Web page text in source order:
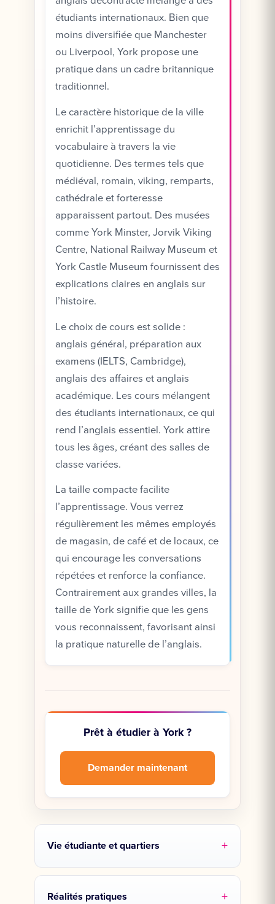
étudiants internationaux. Bien que
moins diversifiée que Manchester
ou Liverpool, York propose une
pratique dans un cadre britannique
traditionnel.
Le caractère historique de la ville
enrichit l’apprentissage du
vocabulaire à travers la vie
quotidienne. Des termes tels que
médiéval, romain, viking, remparts,
cathédrale et forteresse
apparaissent partout. Des musées
comme York Minster, Jorvik Viking
Centre, National Railway Museum et
York Castle Museum fournissent des
explications claires en anglais sur
l’histoire.
Le choix de cours est solide :
anglais général, préparation aux
examens (IELTS, Cambridge),
anglais des affaires et anglais
académique. Les cours mélangent
des étudiants internationaux, ce qui
rend l’anglais essentiel. York attire
tous les âges, créant des salles de
classe variées.
La taille compacte facilite
l’apprentissage. Vous verrez
régulièrement les mêmes employés
de magasin, de café et de locaux, ce
qui encourage les conversations
répétées et renforce la confiance.
Contrairement aux grandes villes, la
taille de York signifie que les gens
vous reconnaissent, favorisant ainsi
la pratique naturelle de l’anglais.
Prêt à étudier à York ?
Demander maintenant
Vie étudiante et quartiers
Réalités pratiques